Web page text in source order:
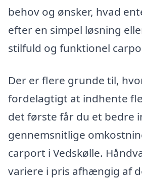
behov og ønsker, hvad
efter en simpel løsning
stilfuld og funktionel
Der er flere grunde til,
fordelagtigt at indhente
det første får du et bedre
gennemsnitlige
carport i Vedskølle.
variere i pris afhængig af